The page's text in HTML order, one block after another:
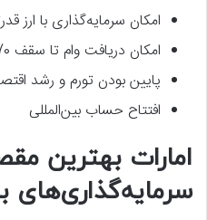
امکان سرمایه‌گذاری با ارز
امکان دریافت وام تا سقف 70 درصد و بدون بهره
پایین بودن تورم و رشد اقتصادی 9 درصدی در
افتتاح حساب بین‌المللی
امارات بهترین
سرمایه‌گذاری‌های